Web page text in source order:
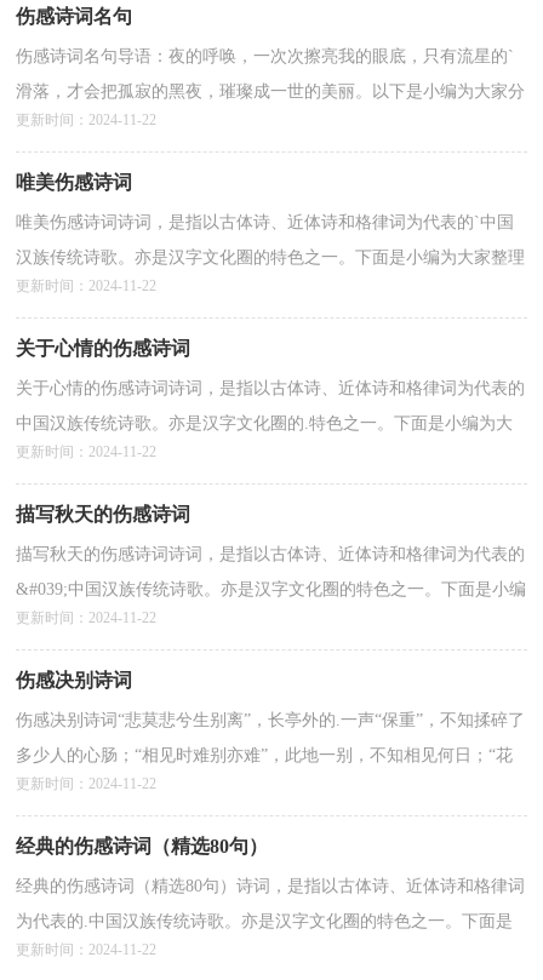
伤感诗词名句
伤感诗词名句导语：夜的呼唤，一次次擦亮我的眼底，只有流星的`
滑落，才会把孤寂的黑夜，璀璨成一世的美丽。以下是小编为大家分
享的伤感诗词名句，欢迎借鉴！1、衣带渐宽终不悔，为伊消得人...
更新时间：2024-11-22
唯美伤感诗词
唯美伤感诗词诗词，是指以古体诗、近体诗和格律词为代表的`中国
汉族传统诗歌。亦是汉字文化圈的特色之一。下面是小编为大家整理
的“唯美伤感诗词”，仅供参考，欢迎大家阅读。望...
更新时间：2024-11-22
关于心情的伤感诗词
关于心情的伤感诗词诗词，是指以古体诗、近体诗和格律词为代表的
中国汉族传统诗歌。亦是汉字文化圈的.特色之一。下面是小编为大
家整理的“关于心情的伤感诗词”，仅供参考，欢迎...
更新时间：2024-11-22
描写秋天的伤感诗词
描写秋天的伤感诗词诗词，是指以古体诗、近体诗和格律词为代表的
&#039;中国汉族传统诗歌。亦是汉字文化圈的特色之一。下面是小编
为大家整理的“描写秋天的伤感诗词”，仅供参考，欢迎...
更新时间：2024-11-22
伤感决别诗词
伤感决别诗词“悲莫悲兮生别离”，长亭外的.一声“保重”，不知揉碎了
多少人的心肠；“相见时难别亦难”，此地一别，不知相见何日；“花
自飘零水自流。一种相思，两处闲愁”，自别离，惟有相...
更新时间：2024-11-22
经典的伤感诗词（精选80句）
经典的伤感诗词（精选80句）诗词，是指以古体诗、近体诗和格律词
为代表的.中国汉族传统诗歌。亦是汉字文化圈的特色之一。下面是
小编为大家整理的“经典的伤感诗词（精选80句）”，仅供...
更新时间：2024-11-22